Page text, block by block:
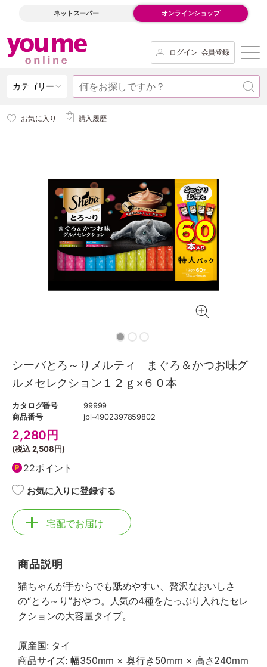
ネットスーパー オンラインショップ
ログイン･会員登録
カテゴリー
お気に入り 購入履歴
シーバとろ～りメルティ まぐろ＆かつお味グ
ルメセレクション１２ｇ×６０本
カタログ番号
99999
商品番号
jpl-4902397859802
2,280 円
(税込2,508円)
22ポイント
お気に入りに登録する
宅配でお届け
商品説明
猫ちゃんが手からでも舐めやすい、贅沢なおいしさ
の“とろ～り”おやつ。人気の4種をたっぷり入れたセレ
クションの大容量タイプ。
原産国: タイ
商品サイズ: 幅350mm × 奥行き50mm × 高さ240mm